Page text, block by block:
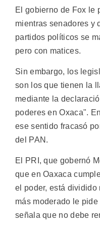
El gobierno de Fox le
mientras senadores y
partidos políticos se
pero con matices.
Sin embargo, los
son los que tienen la
mediante la
poderes en Oxaca".
ese sentido fracasó
del PAN.
El PRI, que gobernó
que en Oaxaca
el poder, está dividido
más moderado le
señala que no debe